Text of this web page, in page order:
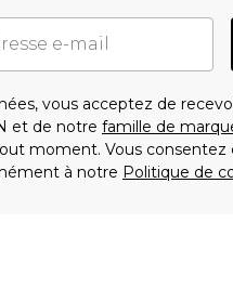
vous acceptez de
et de notre famille de
moment. Vous
à notre Politique de